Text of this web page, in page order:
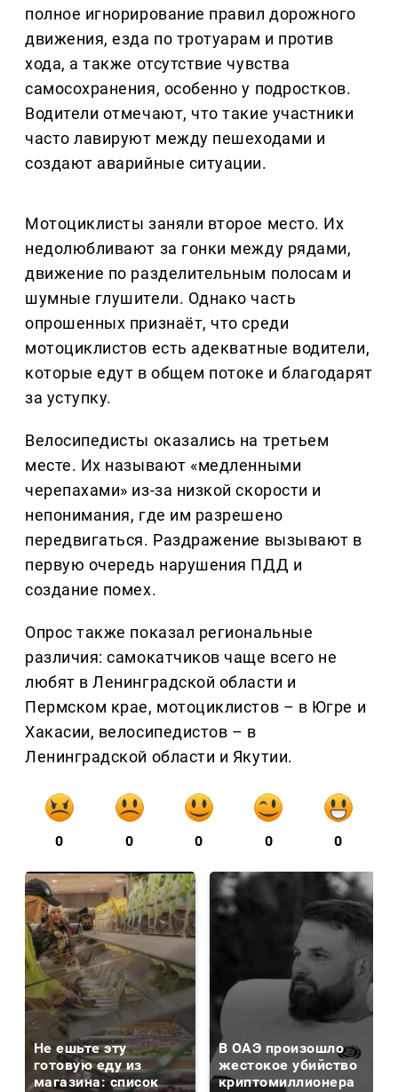
полное игнорирование правил дорожного
движения, езда по тротуарам и против
хода, а также отсутствие чувства
самосохранения, особенно у подростков.
Водители отмечают, что такие участники
часто лавируют между пешеходами и
создают аварийные ситуации.
Мотоциклисты заняли второе место. Их
недолюбливают за гонки между рядами,
движение по разделительным полосам и
шумные глушители. Однако часть
опрошенных признаёт, что среди
мотоциклистов есть адекватные водители,
которые едут в общем потоке и благодарят
за уступку.
Велосипедисты оказались на третьем
месте. Их называют «медленными
черепахами» из-за низкой скорости и
непонимания, где им разрешено
передвигаться. Раздражение вызывают в
первую очередь нарушения ПДД и
создание помех.
Опрос также показал региональные
различия: самокатчиков чаще всего не
любят в Ленинградской области и
Пермском крае, мотоциклистов – в Югре и
Хакасии, велосипедистов – в
Ленинградской области и Якутии.
0 0 0 0 0
Не ешьте эту
готовую еду из
магазина: список
В ОАЭ произошло
жестокое убийство
криптомиллионера